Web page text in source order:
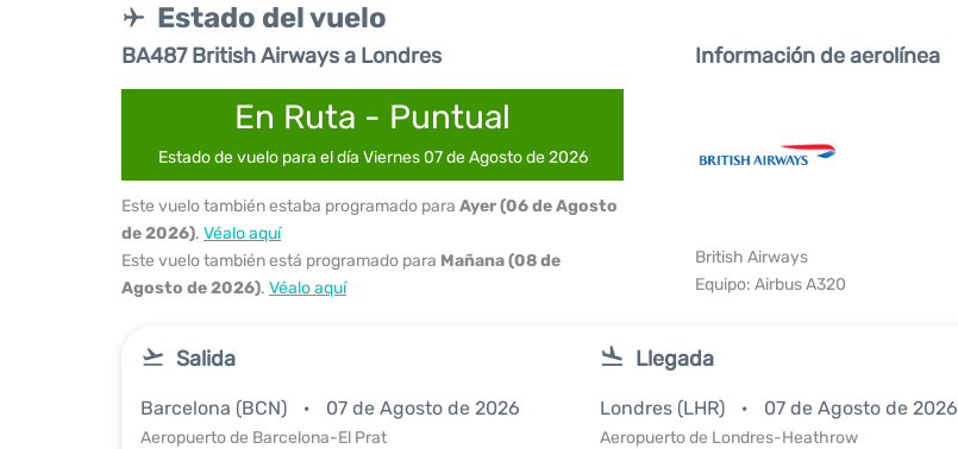
Estado del vuelo
BA487 British Airways a Londres
En Ruta - Puntual
Estado de vuelo para el día Viernes 07 de Agosto de 2026
Este vuelo también estaba programado para Ayer (06 de Agosto
de 2026). Véalo aquí
Este vuelo también está programado para Mañana (08 de
Agosto de 2026). Véalo aquí
Información de aerolínea
British Airways
Equipo: Airbus A320
Salida
Barcelona (BCN) 07 de Agosto de 2026
Aeropuerto de Barcelona-El Prat
Llegada
Londres (LHR) 07 de Agosto de 2026
Aeropuerto de Londres-Heathrow